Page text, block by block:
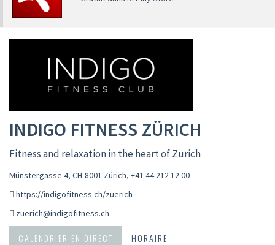
INDIGO FITNESS ZÜRICH
Fitness and relaxation in the heart of Zurich
Münstergasse 4, CH-8001 Zürich, +41 44 212 12 00
https://indigofitness.ch/zuerich
zuerich@indigofitness.ch
CALENDRIER EN DIRECT
HORAIRE